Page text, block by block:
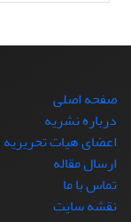
صفحه اصلی
درباره نشریه
اعضای هیات تحریریه
ارسال مقاله
تماس با ما
نقشه سایت